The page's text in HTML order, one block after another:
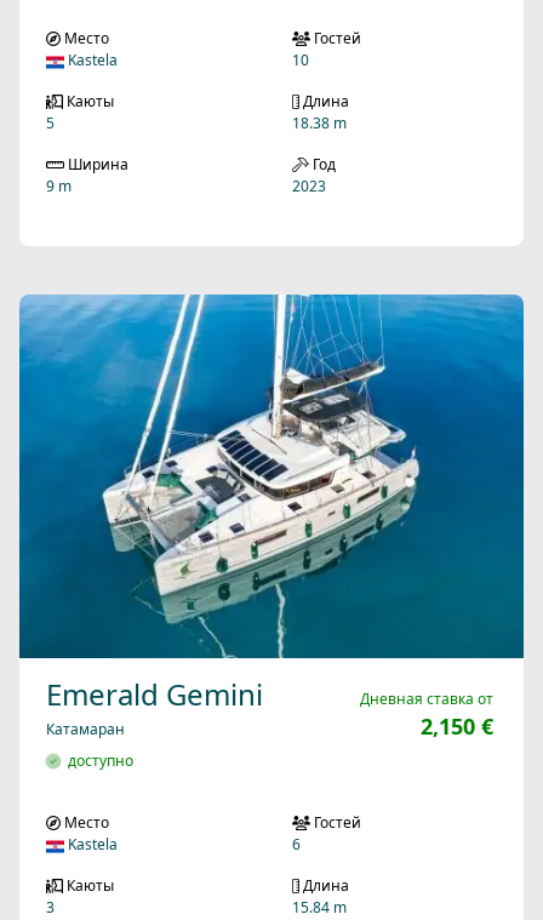
Место
Kastela
Гостей
10
Каюты
5
Длина
18.38 m
Ширина
9 m
Год
2023
Emerald Gemini
Катамаран
доступно
Дневная ставка от
2,150 €
Место
Kastela
Гостей
6
Каюты
3
Длина
15.84 m